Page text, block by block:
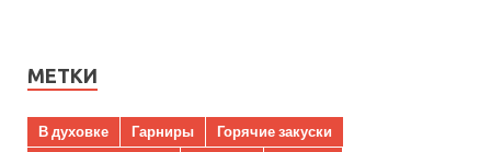
МЕТКИ
В духовке Гарниры
Горячие закуски